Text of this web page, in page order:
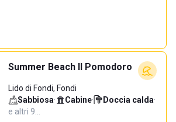
Summer Beach Il Pomodoro
Lido di Fondi, Fondi
Sabbiosa· Cabine· Doccia calda·
e altri 9…